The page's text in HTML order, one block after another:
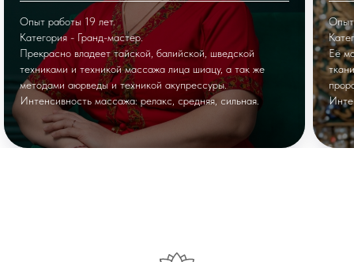
Опыт работы 19 лет.
Категория - Гранд-мастер.
Прекрасно владеет тайской, балийской, шведской
техниками и техникой массажа лица шиацу, а так же
методами аюрведы и техникой акупрессуры.
Интенсивность массажа: релакс, средняя, сильная.
Опыт
Её